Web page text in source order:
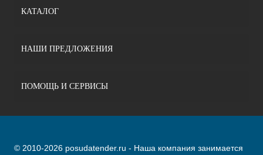
КАТАЛОГ
НАШИ ПРЕДЛОЖЕНИЯ
ПОМОЩЬ И СЕРВИСЫ
© 2010-2026 posudatender.ru - Наша компания занимается